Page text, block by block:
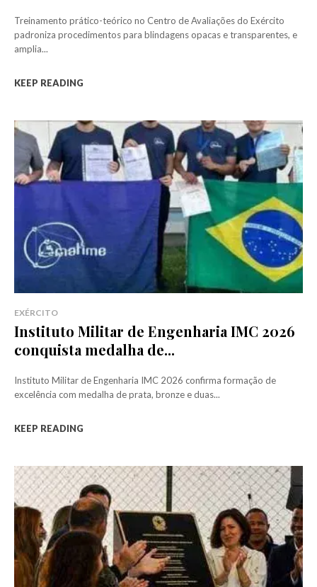
Treinamento prático-teórico no Centro de Avaliações do Exército
padroniza procedimentos para blindagens opacas e transparentes, e
amplia...
KEEP READING
EXÉRCITO
Instituto Militar de Engenharia IMC 2026
conquista medalha de...
Instituto Militar de Engenharia IMC 2026 confirma formação de
excelência com medalha de prata, bronze e duas...
KEEP READING